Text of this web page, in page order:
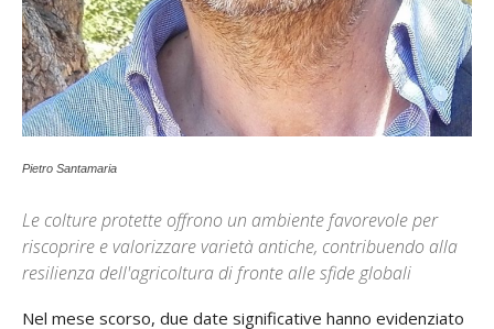
Pietro Santamaria
Le colture protette offrono un ambiente favorevole per
riscoprire e valorizzare varietà antiche, contribuendo alla
resilienza dell'agricoltura di fronte alle sfide globali
Nel mese scorso, due date significative hanno evidenziato